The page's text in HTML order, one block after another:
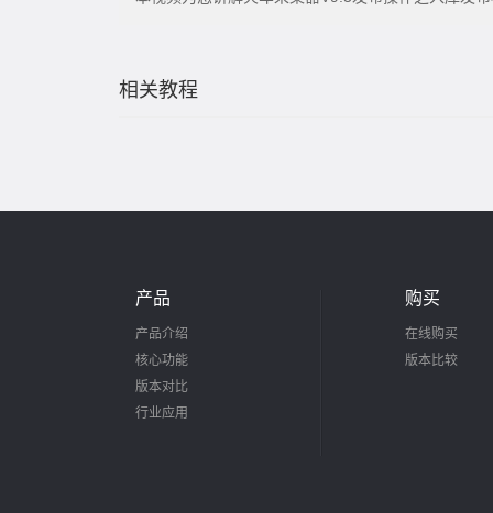
相关教程
产品
产品介绍
核心功能
版本对比
行业应用
购买
在线购买
版本比较